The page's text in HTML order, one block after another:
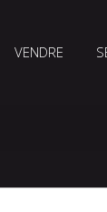
VENDRE